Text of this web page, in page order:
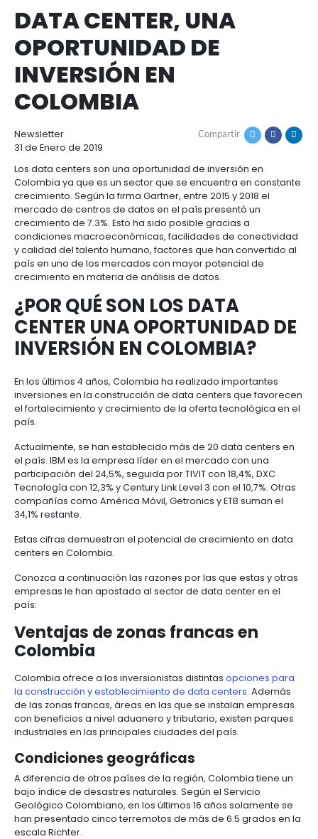
Agroindustria
y
alimentos
Agroindustria
alimentos
Alimentos
procesados
Cacao
y
derivados
Forestal
Frutas
y
verduras
Energía
Energía
Energía
renovable
Hidrógeno
verde
Salud
y
ciencias
Salud
y
ciencias
Cosméticos
y
cuidado
Farmacéutica
Infraestructura
Infraestructura
Agua
y
saneamiento
Infraestructura
social
Manufacturas
Manufacturas
Astilleros
Automotriz
Materiales
de
construcción
Tecnología
y
creatividad
Tecnología
Audiovisual
de
servicios
compartidos
Data
centers
Outsourcing
de
servicios
-
BPO
Software
&
Otros
sectores
Otros
sectores
Infraestructura
en
Logística
Moda
y
textiles
Cómo
invertir
1.
Régimen
general
la
extranjera
2.
Régimen
corporativo
3.
Cumplimiento
y
gobierno
corporativo
laboral
y
migratorio
5.
Relaciones
el
6.
intelectual
7.
Impuestos,
aduanas
y
comercio
exterior
Recursos
Recursos
Acompañamiento
Buscador
oportunidades
Buscador
de
oportunidades
Inversionista
Empresario
Directorio
de
servicios
Recursos
de
información
Mapa
de
proyectos
región
Oportunidades
de
Inversión
Regional
Contacto
Ruta
de
navegación
inicio
recursos
data center, una oportunidad de inversión
colombia
DATA CENTER, UNA
OPORTUNIDAD DE
INVERSIÓN EN
COLOMBIA
Newsletter Compartir
31 de Enero de 2019
Los data centers son una oportunidad de inversión
Colombia ya que es un sector que se encuentra
crecimiento. Según la firma Gartner, entre 2015 y
mercado de centros de datos en el país presentó
crecimiento de 7.3%. Esto ha sido posible gracias a
condiciones macroeconómicas, facilidades de
y calidad del talento humano, factores que han
país en uno de los mercados con mayor potencial
crecimiento en materia de análisis de datos.
¿POR QUÉ SON LOS DATA
CENTER UNA
INVERSIÓN EN
En los últimos 4 años, Colombia ha realizado
inversiones en la construcción de data centers
el fortalecimiento y crecimiento de la oferta
país.
Actualmente, se han establecido más de 20 data
el país. IBM es la empresa líder en el mercado con
participación del 24,5%, seguida por TIVIT con 18,4%,
Tecnología con 12,3% y Century Link Level 3 con el
compañías como América Móvil, Getronics y ETB
34,1% restante.
Estas cifras demuestran el potencial de
centers en Colombia.
Conozca a continuación las razones por las que
empresas le han apostado al sector de data
país: